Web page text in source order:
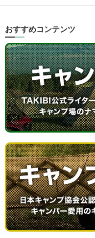
おすすめコンテンツ